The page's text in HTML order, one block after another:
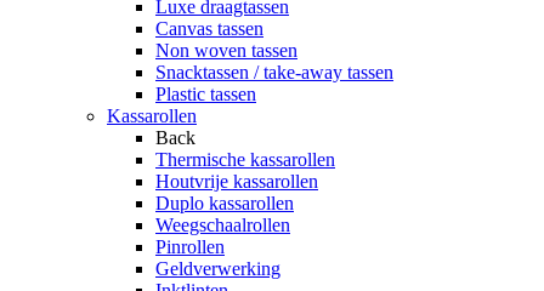
Luxe draagtassen
Canvas tassen
Non woven tassen
Snacktassen / take-away tassen
Plastic tassen
Kassarollen
Back
Thermische kassarollen
Houtvrije kassarollen
Duplo kassarollen
Weegschaalrollen
Pinrollen
Geldverwerking